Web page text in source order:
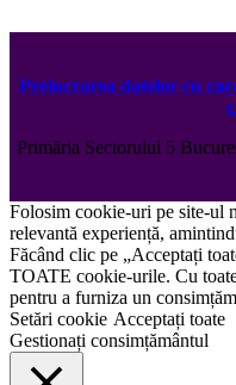
Prelucrarea datelor cu
Primăria Sectorului 5
Folosim cookie-uri pe site-ul
relevantă experiență,
Făcând clic pe „Acceptați
TOATE cookie-urile. Cu
pentru a furniza un
Setări cookie Acceptați toate
Gestionați consimțământul